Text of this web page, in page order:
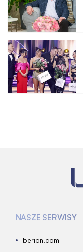
NASZE SERWISY
Iberion.com